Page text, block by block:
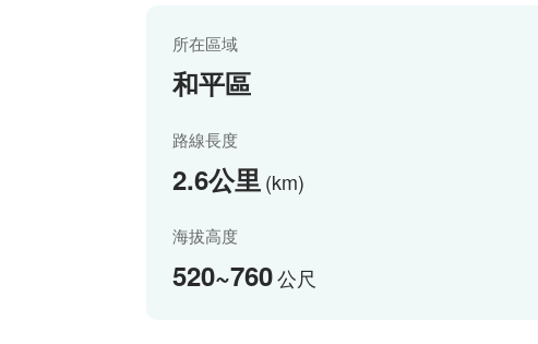
所在區域
和平區
路線長度
2.6公里(km)
海拔高度
520~760公尺